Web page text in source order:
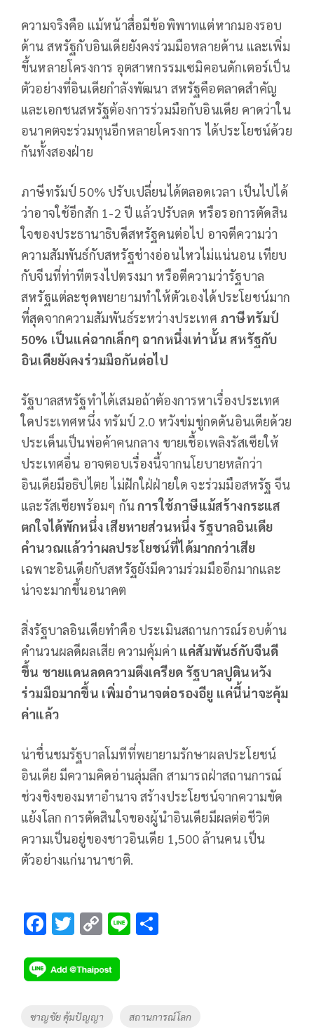
ความจริงคือ แม้หน้าสื่อมีข้อพิพาทแต่หากมองรอบ
ด้าน สหรัฐกับอินเดียยังคงร่วมมือหลายด้าน และเพิ่ม
ขึ้นหลายโครงการ อุตสาหกรรมเซมิคอนดักเตอร์เป็น
ตัวอย่างที่อินเดียกำลังพัฒนา สหรัฐคือตลาดสำคัญ
และเอกชนสหรัฐต้องการร่วมมือกับอินเดีย คาดว่าใน
อนาคตจะร่วมทุนอีกหลายโครงการ ได้ประโยชน์ด้วย
กันทั้งสองฝ่าย
ภาษีทรัมป์ 50% ปรับเปลี่ยนได้ตลอดเวลา เป็นไปได้
ว่าอาจใช้อีกสัก 1-2 ปี แล้วปรับลด หรือรอการตัดสิน
ใจของประธานาธิบดีสหรัฐคนต่อไป อาจตีความว่า
ความสัมพันธ์กับสหรัฐช่างอ่อนไหวไม่แน่นอน เทียบ
กับจีนที่ท่าทีตรงไปตรงมา หรือตีความว่ารัฐบาล
สหรัฐแต่ละชุดพยายามทำให้ตัวเองได้ประโยชน์มาก
ที่สุดจากความสัมพันธ์ระหว่างประเทศ ภาษีทรัมป์
50% เป็นแค่ฉากเล็กๆ ฉากหนึ่งเท่านั้น สหรัฐกับ
อินเดียยังคงร่วมมือกันต่อไป
รัฐบาลสหรัฐทำได้เสมอถ้าต้องการหาเรื่องประเทศ
ใดประเทศหนึ่ง ทรัมป์ 2.0 หวังข่มขู่กดดันอินเดียด้วย
ประเด็นเป็นพ่อค้าคนกลาง ขายเชื้อเพลิงรัสเซียให้
ประเทศอื่น อาจตอบเรื่องนี้จากนโยบายหลักว่า
อินเดียมีอธิปไตย ไม่ฝักใฝ่ฝ่ายใด จะร่วมมือสหรัฐ จีน
และรัสเซียพร้อมๆ กันการใช้ภาษีแม้สร้างกระแส
ตกใจได้พักหนึ่ง เสียหายส่วนหนึ่ง รัฐบาลอินเดีย
คำนวณแล้วว่าผลประโยชน์ที่ได้มากกว่าเสีย
เฉพาะอินเดียกับสหรัฐยังมีความร่วมมืออีกมากและ
น่าจะมากขึ้นอนาคต
สิ่งรัฐบาลอินเดียทำคือ ประเมินสถานการณ์รอบด้าน
คำนวนผลดีผลเสีย ความคุ้มค่า แค่สัมพันธ์กับจีนดี
ขึ้น ชายแดนลดความตึงเครียด รัฐบาลปูตินหวัง
ร่วมมือมากขึ้น เพิ่มอำนาจต่อรองอียู แค่นี้น่าจะคุ้ม
ค่าแล้ว
น่าชื่นชมรัฐบาลโมทีที่พยายามรักษาผลประโยชน์
อินเดีย มีความคิดอ่านลุ่มลึก สามารถฝ่าสถานการณ์
ช่วงชิงของมหาอำนาจ สร้างประโยชน์จากความขัด
แย้งโลก การตัดสินใจของผู้นำอินเดียมีผลต่อชีวิต
ความเป็นอยู่ของชาวอินเดีย 1,500 ล้านคน เป็น
ตัวอย่างแก่นานาชาติ.
F
e
b
o
T
tt
er
C
p
y
Li
Li
Tags
ชาญชัย คุ้มปัญญา สถานการณ์โลก